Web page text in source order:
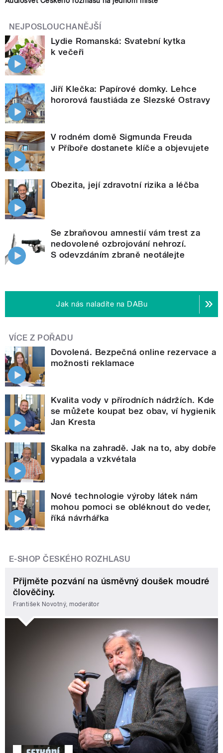
NEJPOSLOUCHANĚJŠÍ
Lydie Romanská: Svatební kytka
k večeři
Jiří Klečka: Papírové domky. Lehce
hororová faustiáda ze Slezské Ostravy
V rodném domě Sigmunda Freuda
v Příboře dostanete klíče a objevujete
Obezita, její zdravotní rizika a léčba
Se zbraňovou amnestií vám trest za
nedovolené ozbrojování nehrozí.
S odevzdáním zbraně neotálejte
Jak nás naladíte na DABu
VÍCE Z POŘADU
Dovolená. Bezpečná online rezervace a
možnosti reklamace
Kvalita vody v přírodních nádržích. Kde
se můžete koupat bez obav, ví hygienik
Jan Kresta
Skalka na zahradě. Jak na to, aby dobře
vypadala a vzkvétala
Nové technologie výroby látek nám
mohou pomoci se obléknout do veder,
říká návrhářka
E-SHOP ČESKÉHO ROZHLASU
Přijměte pozvání na úsměvný doušek moudré
člověčiny.
František Novotný, moderátor